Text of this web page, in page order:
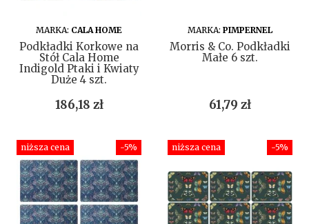
DO KOSZYKA
MARKA: CALA HOME
Podkładki Korkowe na
Stół Cala Home
Indigold Ptaki i Kwiaty
Duże 4 szt.
Cena
186,18 zł
DO KOSZYKA
MARKA: PIMPERNEL
Morris & Co. Podkładki
Małe 6 szt.
Cena
61,79 zł
-5%
niższa cena -5%
niższa cena